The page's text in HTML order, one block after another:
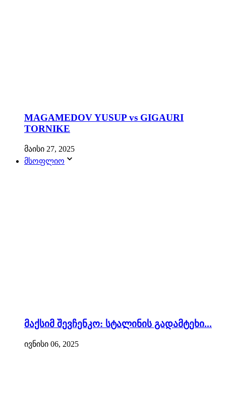
MAGAMEDOV YUSUP vs GIGAURI
TORNIKE
მაისი 27, 2025
მსოფლიო
მაქსიმ შევჩენკო: სტალინის გადამტეხი...
ივნისი 06, 2025